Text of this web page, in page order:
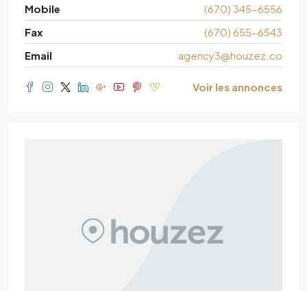
Mobile
(670) 345-6556
Fax
(670) 655-6543
Email
agency3@houzez.co
Voir les annonces